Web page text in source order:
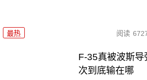
最热 阅读
F-35真被波斯
次到底输在哪